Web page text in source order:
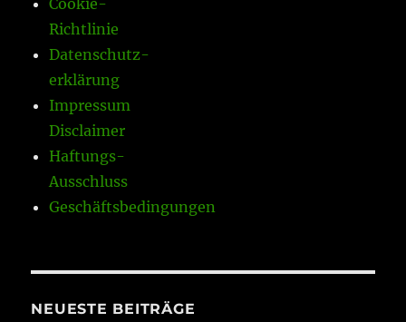
Richtlinie
Datenschutz-
erklärung
Impressum
Disclaimer
Haftungs-
Ausschluss
Geschäftsbedingungen
NEUESTE BEITRÄGE